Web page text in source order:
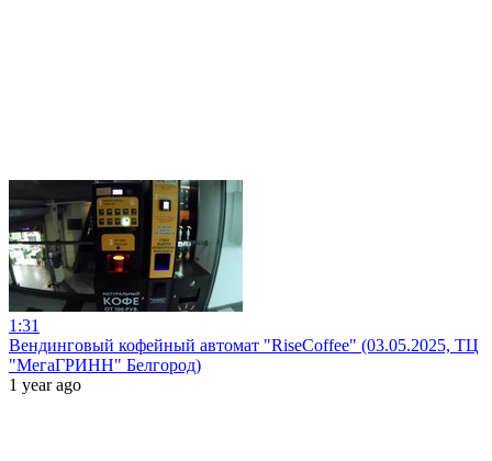
1:31
Вендинговый кофейный автомат "RiseCoffee" (03.05.2025, ТЦ
"МегаГРИНН" Белгород)
1 year ago